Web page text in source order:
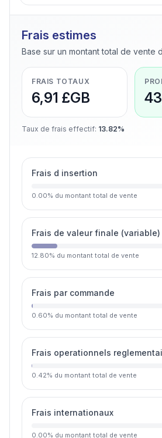
Frais estimes
Base sur un montant total de vente
FRAIS TOTAUX
6,91 £GB
Taux de frais effectif: 13.82%
Frais d insertion
0.00% du montant total de vente
Frais de valeur finale (variable)
12.80% du montant total de vente
Frais par commande
0.60% du montant total de vente
Frais operationnels
0.42% du montant total de vente
Frais internationaux
0.00% du montant total de vente